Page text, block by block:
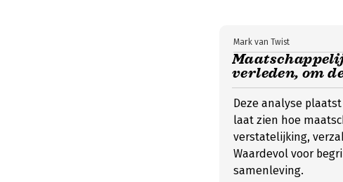
verleden, om
Mark van Twist
Deze analyse
laat zien hoe
verstatelijking,
Waardevol voor
samenleving.